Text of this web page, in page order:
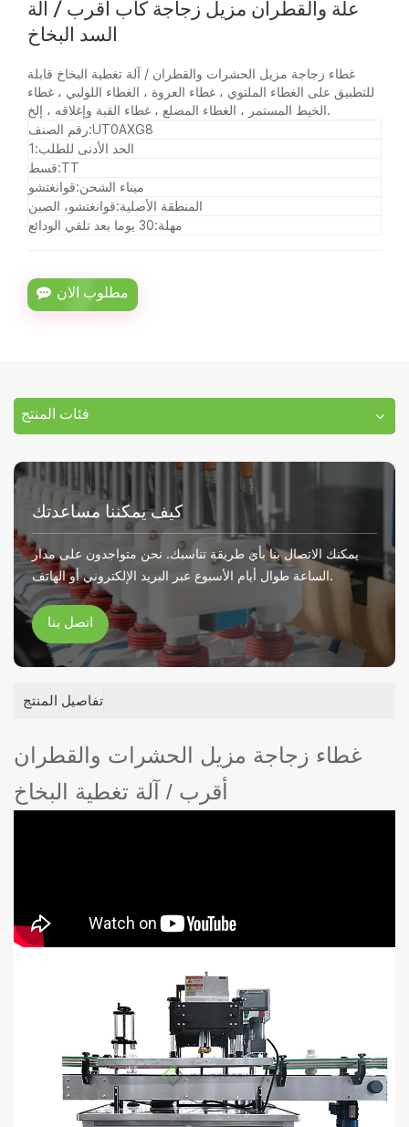
علة والقطران مزيل زجاجة كاب أقرب / آلة
السد البخاخ
غطاء زجاجة مزيل الحشرات والقطران / آلة تغطية البخاخ قابلة
للتطبيق على الغطاء الملتوي ، غطاء العروة ، الغطاء اللولبي ، غطاء
الخيط المستمر ، الغطاء المضلع ، غطاء القبة وإغلاقه ، إلخ.
رقم الصنف:UT0AXG8
الحد الأدنى للطلب:1
قسط:TT
ميناء الشحن:قوانغتشو
المنطقة الأصلية:قوانغتشو، الصين
مهلة:30 يوما بعد تلقي الودائع
مطلوب الان
فئات المنتج
كيف يمكننا مساعدتك
يمكنك الاتصال بنا بأي طريقة تناسبك. نحن متواجدون على مدار
الساعة طوال أيام الأسبوع عبر البريد الإلكتروني أو الهاتف.
اتصل بنا
تفاصيل المنتج
غطاء زجاجة مزيل الحشرات والقطران
أقرب / آلة تغطية البخاخ